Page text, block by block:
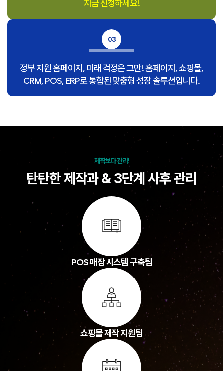
지금 신청하세요!
03
정부 지원 홈페이지, 미래 걱정은 그만! 홈페이지, 쇼핑몰,
CRM, POS, ERP로 통합된 맞춤형 성장 솔루션입니다.
제작보다 관리!
탄탄한 제작과 & 3단계 사후 관리
POS 매장 시스템 구축팀
쇼핑몰 제작 지원팀